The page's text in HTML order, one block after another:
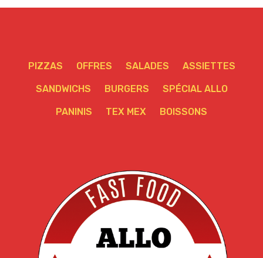
PIZZAS OFFRES SALADES ASSIETTES
SANDWICHS BURGERS SPÉCIAL ALLO
PANINIS TEX MEX BOISSONS